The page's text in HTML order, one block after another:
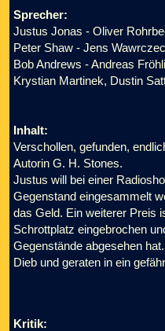
Sprecher:
Justus Jonas - Oliver
Peter Shaw - Jens
Bob Andrews - Andreas
Krystian Martinek, Dustin
Inhalt:
Verschollen, gefunden,
Autorin G. H. Stones.
Justus will bei einer
Gegenstand eingesammelt
das Geld. Ein weiterer Preis
Schrottplatz eingebrochen
Gegenstände abgesehen
Dieb und geraten in ein
Kritik: